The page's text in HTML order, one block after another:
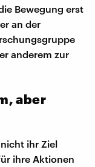
Bewegung erst
an der
anderem zur
aber
ihr Ziel
ihre Aktionen